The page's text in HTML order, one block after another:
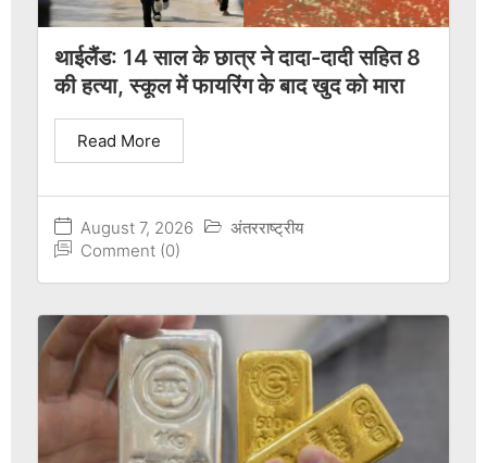
थाईलैंड: 14 साल के छात्र ने दादा-दादी सहित 8
की हत्या, स्कूल में फायरिंग के बाद खुद को मारा
August 7, 2026
अंतरराष्ट्रीय
Comment (0)
Read More